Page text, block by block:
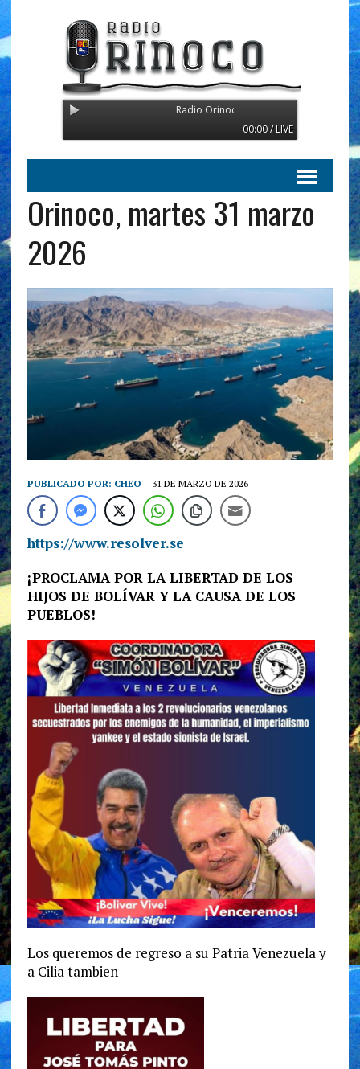
Radio Orinoco - Transmitiendo desde Suecia
00:00 / LIVE
Orinoco, martes 31 marzo
2026
PUBLICADO POR: CHEO 31 DE MARZO DE 2026
https://www.resolver.se
¡PROCLAMA POR LA LIBERTAD DE LOS
HIJOS DE BOLÍVAR Y LA CAUSA DE LOS
PUEBLOS!
Los queremos de regreso a su Patria Venezuela y
a Cilia tambien